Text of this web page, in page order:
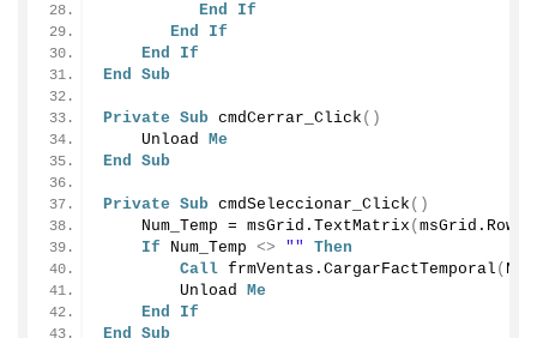
End
If
End
If
End
If
End Sub
Private Sub cmdCerrar_Click ()
    Unload
Me
End Sub
Private Sub cmdSeleccionar_Click ()
    Num_Temp = msGrid.
TextMatrix ( msGrid. Row
If Num_Temp <> ""
Then
Call frmVentas. CargarFactTemporal (
        Unload
Me
End
If
End Sub